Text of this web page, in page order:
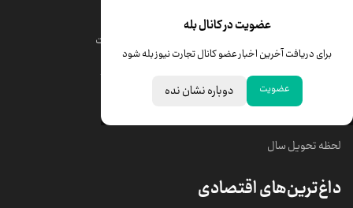
عضویت در کانال بله
برای دریافت آخرین اخبار عضو کانال تجارت نیوز بله شود
عضویت دوباره نشان نده
قیمت درهم امارات
خبرهای مهم
لحظه تحویل سال
داغ‌ترین‌های اقتصادی